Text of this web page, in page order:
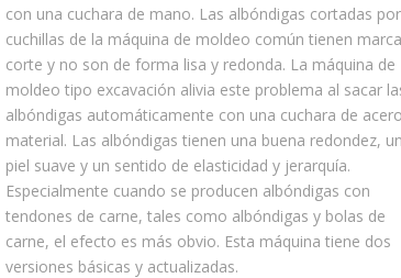
con una cuchara de mano. Las albóndigas cortadas
cuchillas de la máquina de moldeo común tienen
corte y no son de forma lisa y redonda. La máquina de
moldeo tipo excavación alivia este problema al sacar
albóndigas automáticamente con una cuchara de
material. Las albóndigas tienen una buena redondez,
piel suave y un sentido de elasticidad y jerarquía.
Especialmente cuando se producen albóndigas con
tendones de carne, tales como albóndigas y bolas de
carne, el efecto es más obvio. Esta máquina tiene dos
versiones básicas y actualizadas.